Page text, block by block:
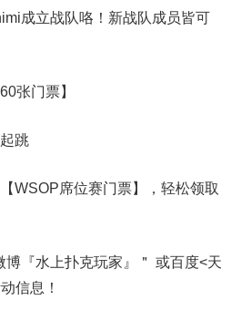
成立战队咯！新战队成员皆可
张门票】
跳
WSOP席位赛门票】，轻松领取
『水上扑克玩家』＂ 或百度<天
信息！